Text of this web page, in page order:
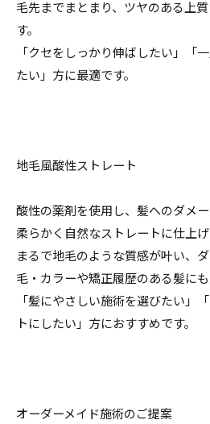
毛先までまとまり、ツヤのある上
す。
「クセをしっかり伸ばしたい」「
たい」方に最適です。
地毛風酸性ストレート
酸性の薬剤を使用し、髪へのダメ
柔らかく自然なストレートに仕上げ
まるで地毛のような質感が叶い、
毛・カラーや矯正履歴のある髪にも
「髪にやさしい施術を選びたい」
トにしたい」方におすすめです。
オーダーメイド施術のご提案